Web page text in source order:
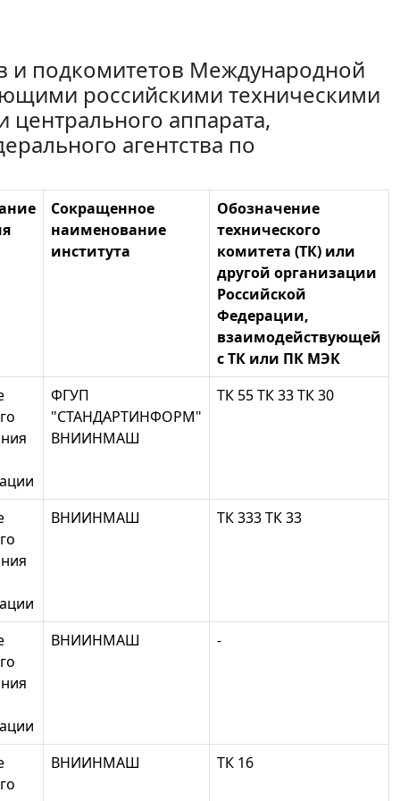
и подкомитетов Международной
российскими техническими
аппарата,
агентства по
Сокращенное
наименование
института
Обозначение
технического
комитета (ТК) или
другой организации
Российской
Федерации,
взаимодействующей
с ТК или ПК МЭК
ФГУП
"СТАНДАРТИНФОРМ"
ВНИИНМАШ
ТК 55 ТК 33 ТК 30
ВНИИНМАШ ТК 333 ТК 33
ВНИИНМАШ -
ВНИИНМАШ ТК 16